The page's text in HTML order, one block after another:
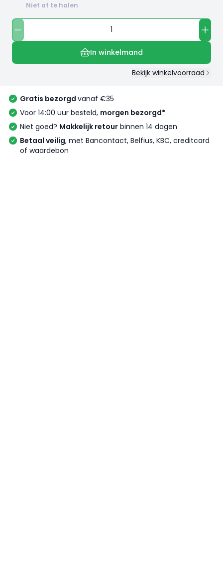
Niet af te halen
In winkelmand
Bekijk winkelvoorraad
Gratis bezorgd vanaf €35
Voor 14:00 uur besteld, morgen bezorgd*
Niet goed? Makkelijk retour binnen 14 dagen
Betaal veilig, met Bancontact, Belfius, KBC, creditcard
of waardebon